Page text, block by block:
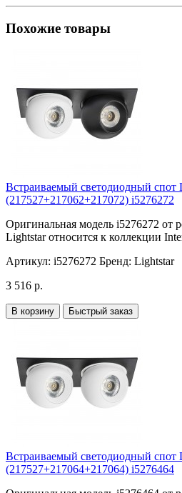
Похожие товары
Встраиваемый светодиодный спот
(217527+217062+217072) i5276272
Оригинальная модель i5276272 от
Lightstar относится к коллекции
Артикул: i5276272 Бренд: Lightstar
3 516 р.
В корзину Быстрый заказ
Встраиваемый светодиодный спот
(217527+217064+217064) i5276464